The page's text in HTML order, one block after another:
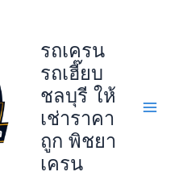
รถเครน
รถเฮี๊ยบ
ชลบุรี ให้
เช่าราคา
ถูก พิชยา
เครน